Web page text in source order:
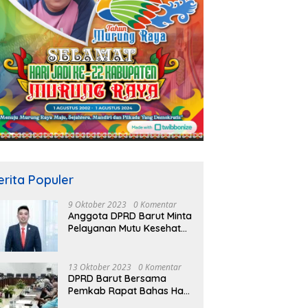
Populer
9 Oktober 2023 0 Komentar
Anggota DPRD Barut Minta
Pelayanan Mutu Kesehatan
13 Oktober 2023 0 Komentar
DPRD Barut Bersama
Pemkab Rapat Bahas Hasil